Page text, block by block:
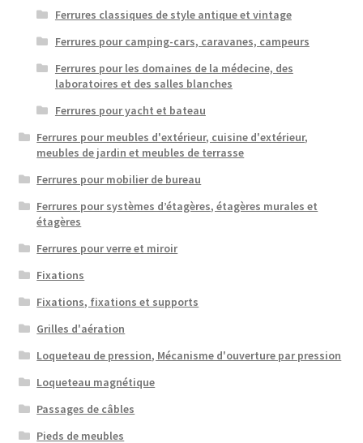
Ferrures classiques de style antique et vintage
Ferrures pour camping-cars, caravanes, campeurs
Ferrures pour les domaines de la médecine, des
laboratoires et des salles blanches
Ferrures pour yacht et bateau
Ferrures pour meubles d'extérieur, cuisine d'extérieur,
meubles de jardin et meubles de terrasse
Ferrures pour mobilier de bureau
Ferrures pour systèmes d’étagères, étagères murales et
étagères
Ferrures pour verre et miroir
Fixations
Fixations, fixations et supports
Grilles d'aération
Loqueteau de pression, Mécanisme d'ouverture par pression
Loqueteau magnétique
Passages de câbles
Pieds de meubles